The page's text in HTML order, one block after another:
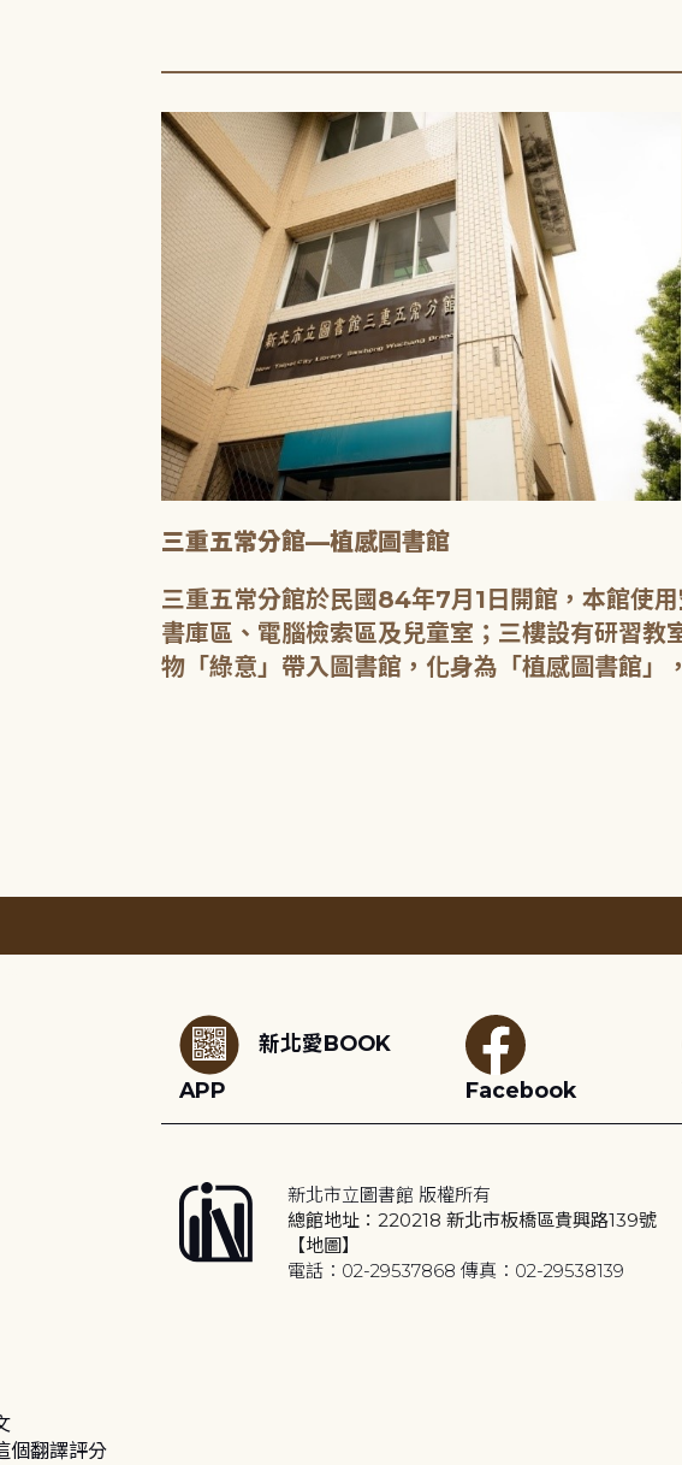
三重五常分館—植感圖書館
三重五常分館於民國84年7月1日開館，本館使
書庫區、電腦檢索區及兒童室；三樓設有研習
物「綠意」帶入圖書館，化身為「植感圖書館」
新北愛BOOK
APP
Facebook
新北市立圖書館 版權所有
總館地址：220218 新北市板橋區貴興路139號
【地圖】
電話：02-29537868 傳真：02-29538139
個翻譯評分